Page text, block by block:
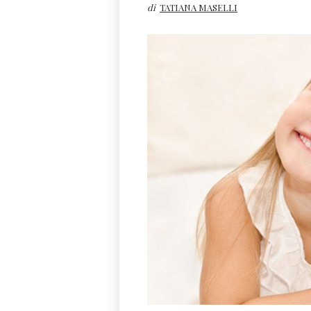
di TATIANA MASELLI